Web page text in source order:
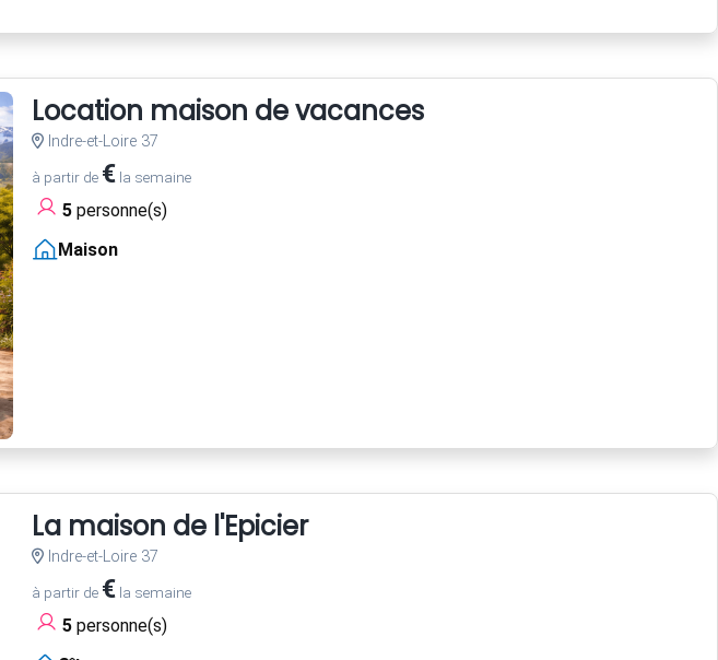
Location maison de vacances
Indre-et-Loire 37
à partir de €la semaine
5personne(s)
Maison
La maison de l'Epicier
Indre-et-Loire 37
à partir de €la semaine
5personne(s)